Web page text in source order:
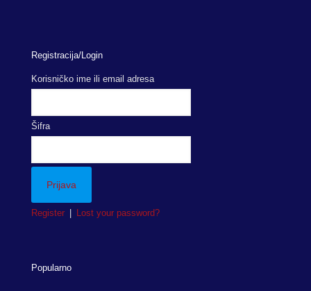
Registracija/Login
Korisničko ime ili email adresa
Šifra
Register Lost your password?
Popularno